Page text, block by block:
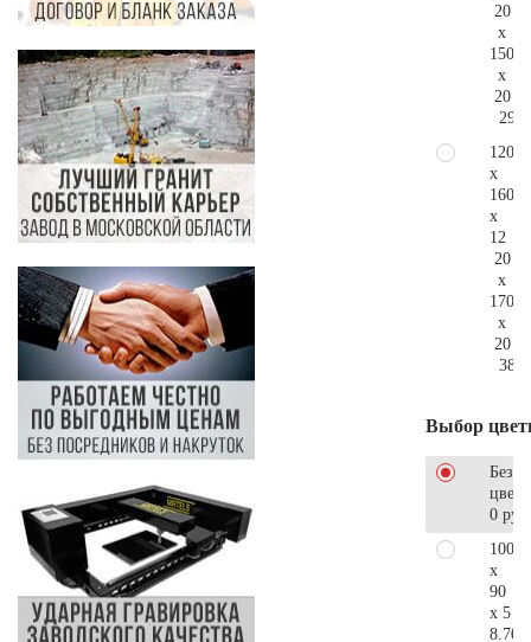
20
x
150
x
20
120
x
160
x
12
20
x
170
x
20
Выбор
Без
0 руб.
100
x
90
x 5